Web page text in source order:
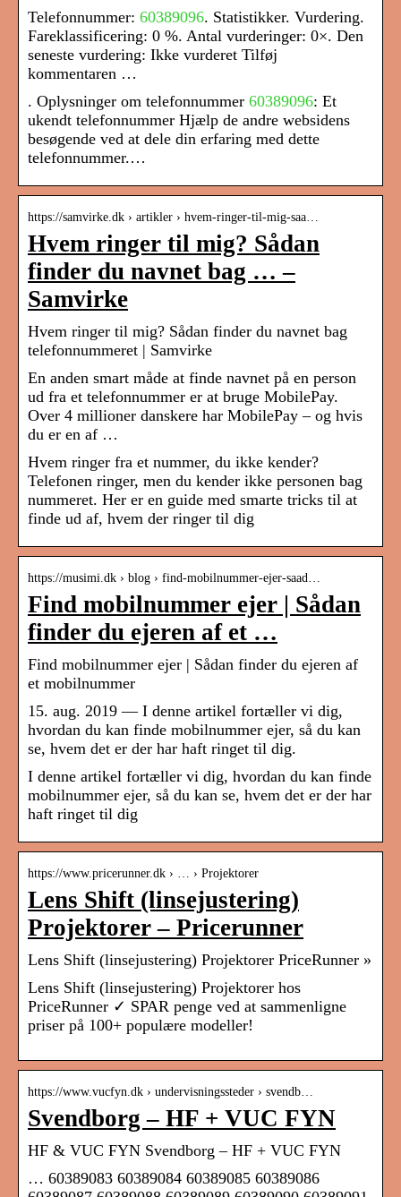
Telefonnummer: 60389096. Statistikker. Vurdering.
Fareklassificering: 0 %. Antal vurderinger: 0×. Den
seneste vurdering: Ikke vurderet Tilføj
kommentaren …
. Oplysninger om telefonnummer 60389096: Et
ukendt telefonnummer Hjælp de andre websidens
besøgende ved at dele din erfaring med dette
telefonnummer.…
https://samvirke.dk › artikler › hvem-ringer-til-mig-saa…
Hvem ringer til mig? Sådan
finder du navnet bag … –
Samvirke
Hvem ringer til mig? Sådan finder du navnet bag
telefonnummeret | Samvirke
En anden smart måde at finde navnet på en person
ud fra et telefonnummer er at bruge MobilePay.
Over 4 millioner danskere har MobilePay – og hvis
du er en af …
Hvem ringer fra et nummer, du ikke kender?
Telefonen ringer, men du kender ikke personen bag
nummeret. Her er en guide med smarte tricks til at
finde ud af, hvem der ringer til dig
https://musimi.dk › blog › find-mobilnummer-ejer-saad…
Find mobilnummer ejer | Sådan
finder du ejeren af et …
Find mobilnummer ejer | Sådan finder du ejeren af
et mobilnummer
15. aug. 2019 — I denne artikel fortæller vi dig,
hvordan du kan finde mobilnummer ejer, så du kan
se, hvem det er der har haft ringet til dig.
I denne artikel fortæller vi dig, hvordan du kan finde
mobilnummer ejer, så du kan se, hvem det er der har
haft ringet til dig
https://www.pricerunner.dk › … › Projektorer
Lens Shift (linsejustering)
Projektorer – Pricerunner
Lens Shift (linsejustering) Projektorer PriceRunner »
Lens Shift (linsejustering) Projektorer hos
PriceRunner ✓ SPAR penge ved at sammenligne
priser på 100+ populære modeller!
https://www.vucfyn.dk › undervisningssteder › svendb…
Svendborg – HF + VUC FYN
HF & VUC FYN Svendborg – HF + VUC FYN
… 60389083 60389084 60389085 60389086